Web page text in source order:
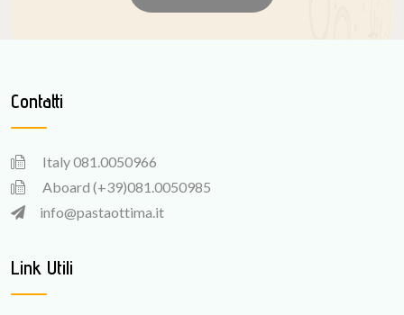
Contatti
Italy081.0050966
Aboard (+39)081.0050985
info@pastaottima.it
Link Utili